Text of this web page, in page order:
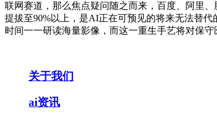
联网赛道，那么焦点疑问随之而来，百度、阿里
提拔至90%以上，是AI正在可预见的将来无法替
时间一一研读海量影像，而这一重生手艺将对保
关于我们
ai资讯